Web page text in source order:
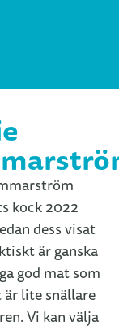
kock 2022
dess visat
är ganska
god mat som
lite snällare
Vi kan välja